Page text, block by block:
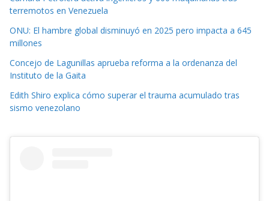
terremotos en Venezuela
ONU: El hambre global disminuyó en 2025 pero impacta a 645
millones
Concejo de Lagunillas aprueba reforma a la ordenanza del
Instituto de la Gaita
Edith Shiro explica cómo superar el trauma acumulado tras
sismo venezolano